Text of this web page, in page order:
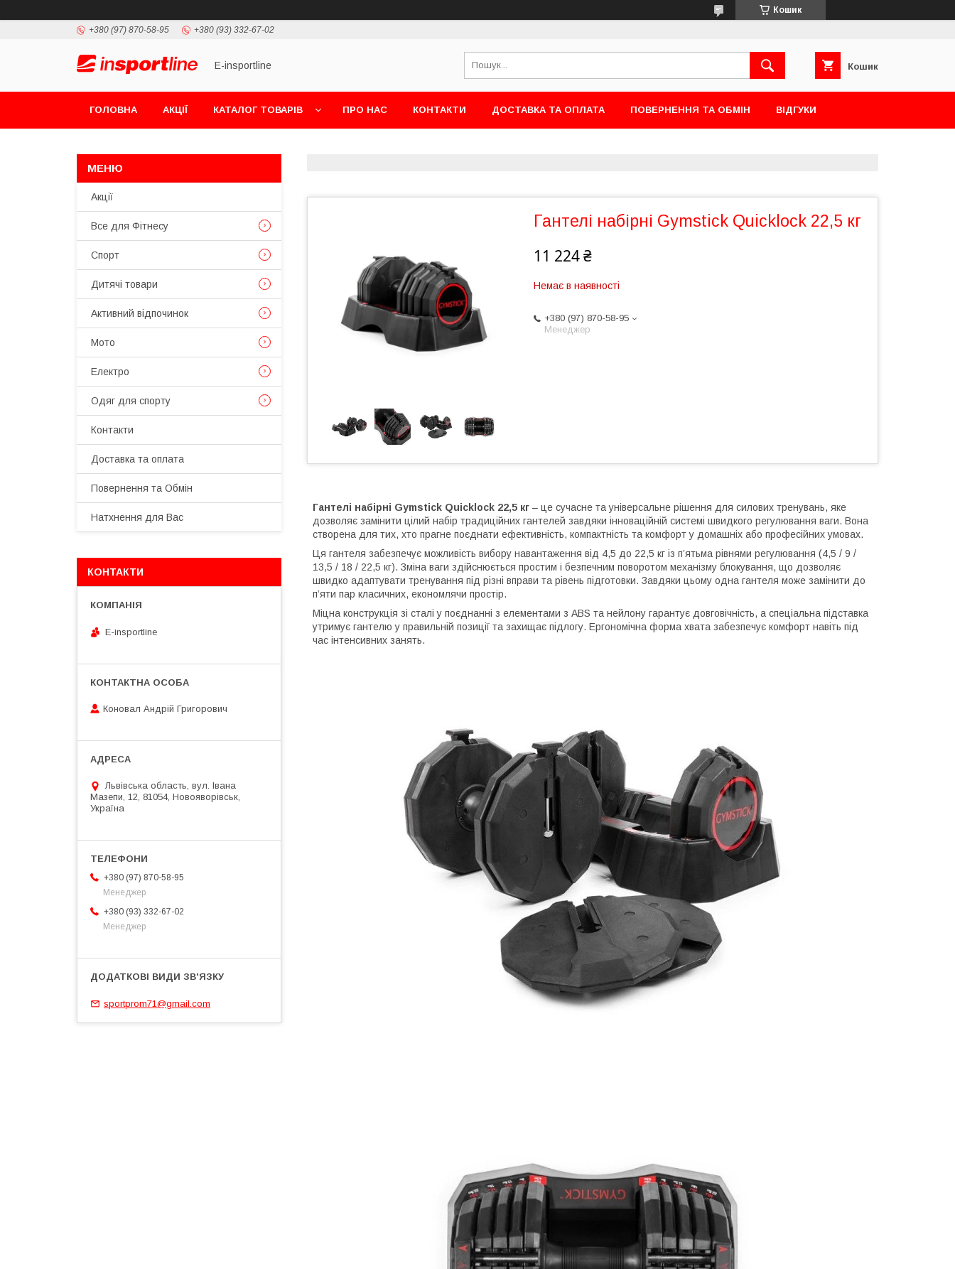
Кошик
+380 (97) 870-58-95 +380 (93) 332-67-02
E-insportline Кошик
ГОЛОВНА АКЦІЇ КАТАЛОГ ТОВАРІВ ПРО НАС КОНТАКТИ ДОСТАВКА ТА ОПЛАТА ПОВЕРНЕННЯ ТА ОБМІН ВІДГУКИ
Гантелі набірні Gymstick Quicklock 22,5 кг
11 224 ₴
Немає в наявності
+380 (97) 870-58-95
Менеджер
Гантелі набірні Gymstick Quicklock 22,5 кг – це сучасне та універсальне рішення для силових тренувань, яке
дозволяє замінити цілий набір традиційних гантелей завдяки інноваційній системі швидкого регулювання ваги. Вона
створена для тих, хто прагне поєднати ефективність, компактність та комфорт у домашніх або професійних умовах.
Ця гантеля забезпечує можливість вибору навантаження від 4,5 до 22,5 кг із п’ятьма рівнями регулювання (4,5 / 9 /
13,5 / 18 / 22,5 кг). Зміна ваги здійснюється простим і безпечним поворотом механізму блокування, що дозволяє
швидко адаптувати тренування під різні вправи та рівень підготовки. Завдяки цьому одна гантеля може замінити до
п’яти пар класичних, економлячи простір.
Міцна конструкція зі сталі у поєднанні з елементами з ABS та нейлону гарантує довговічність, а спеціальна підставка
утримує гантелю у правильній позиції та захищає підлогу. Ергономічна форма хвата забезпечує комфорт навіть під
час інтенсивних занять.
Акції
Все для Фітнесу
Спорт
Дитячі товари
Активний відпочинок
Мото
Електро
Одяг для спорту
Контакти
Доставка та оплата
Повернення та Обмін
Натхнення для Вас
КОНТАКТИ
E-insportline
Коновал Андрій Григорович
Львівська область, вул. Івана
Мазепи, 12, 81054, Новояворівськ,
Україна
+380 (97) 870-58-95
Менеджер
+380 (93) 332-67-02
Менеджер
sportprom71@gmail.com